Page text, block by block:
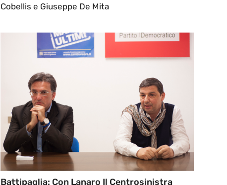
Cobellis e Giuseppe De Mita
Battipaglia: Con Lanaro Il Centrosinistra